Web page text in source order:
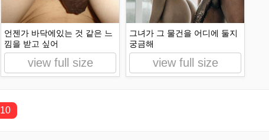
언젠가 바닥에있는 것 같은 느
낌을 받고 싶어
view full size
그녀가 그 물건을 어디에 둘지
궁금해
view full size
10